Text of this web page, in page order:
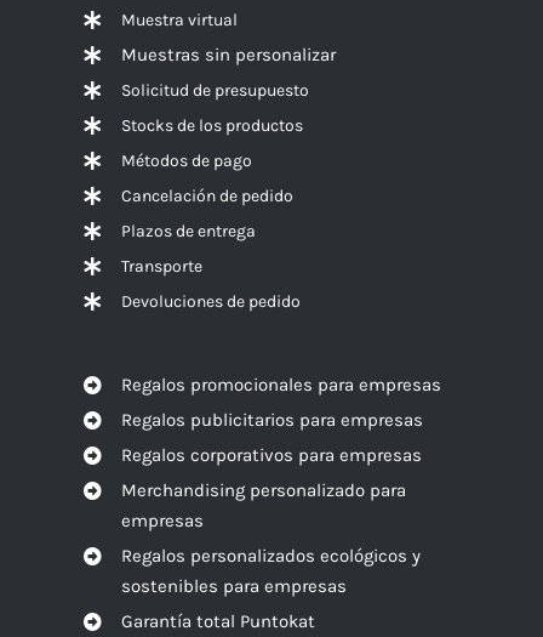
Muestra virtual
Muestras sin personalizar
Solicitud de presupuesto
Stocks de los productos
Métodos de pago
Cancelación de pedido
Plazos de entrega
Transporte
Devoluciones de pedido
Regalos promocionales para empresas
Regalos publicitarios para empresas
Regalos corporativos para empresas
Merchandising personalizado para
empresas
Regalos personalizados ecológicos y
sostenibles para empresas
Garantía total Puntokat